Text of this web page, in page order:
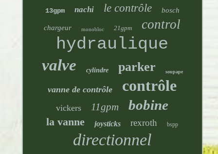
13gpm nachi le contrôle bosch
chargeur monobloc 21gpm control
hydraulique
valve cylindre parker soupape
vanne de contrôle contrôle
vickers 11gpm bobine
la vanne joysticks rexroth bspp
directionnel